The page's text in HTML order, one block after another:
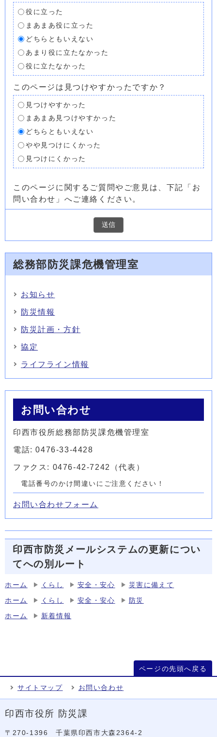
役に立った
まあまあ役に立った
どちらともいえない
あまり役に立たなかった
役に立たなかった
このページは見つけやすかったですか？
見つけやすかった
まあまあ見つけやすかった
どちらともいえない
やや見つけにくかった
見つけにくかった
このページに関するご質問やご意見は、下記「お
問い合わせ」へご連絡ください。
総務部防災課危機管理室
お知らせ
防災情報
防災計画・方針
協定
ライフライン情報
お問い合わせ
印西市役所総務部防災課危機管理室
電話: 0476-33-4428
ファクス: 0476-42-7242（代表）
電話番号のかけ間違いにご注意ください！
お問い合わせフォーム
印西市防災メールシステムの更新につい
てへの別ルート
ホーム くらし 安全・安心 災害に備えて
ホーム くらし 安全・安心 防災
ホーム 新着情報
ページの先頭へ戻る
サイトマップ お問い合わせ
印西市役所 防災課
〒270-1396 千葉県印西市大森2364‐2